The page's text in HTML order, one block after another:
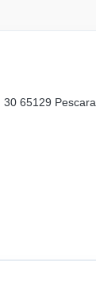
65129 Pescara